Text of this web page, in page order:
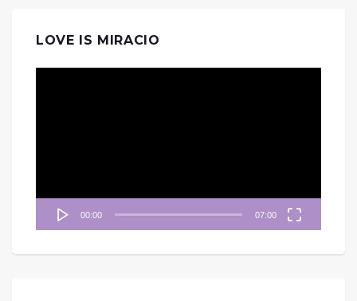
LOVE IS MIRACIO
00:00 07:00